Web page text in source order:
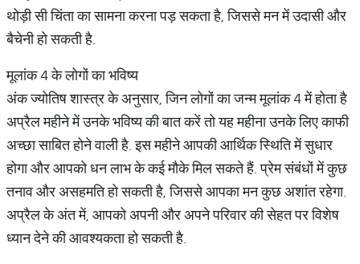
थोड़ी सी चिंता का सामना करना पड़ सकता है, जिससे मन में उदासी और
बैचेनी हो सकती है.
मूलांक 4 के लोगों का भविष्य
अंक ज्योतिष शास्त्र के अनुसार, जिन लोगों का जन्म मूलांक 4 में होता है
अप्रैल महीने में उनके भविष्य की बात करें तो यह महीना उनके लिए काफी
अच्छा साबित होने वाली है. इस महीने आपकी आर्थिक स्थिति में सुधार
होगा और आपको धन लाभ के कई मौके मिल सकते हैं. प्रेम संबंधों में कुछ
तनाव और असहमति हो सकती है, जिससे आपका मन कुछ अशांत रहेगा.
अप्रैल के अंत में, आपको अपनी और अपने परिवार की सेहत पर विशेष
ध्यान देने की आवश्यकता हो सकती है.